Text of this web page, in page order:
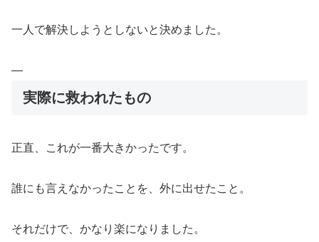
一人で解決しようとしないと決めました。
—
実際に救われたもの
正直、これが一番大きかったです。
誰にも言えなかったことを、外に出せたこと。
それだけで、かなり楽になりました。